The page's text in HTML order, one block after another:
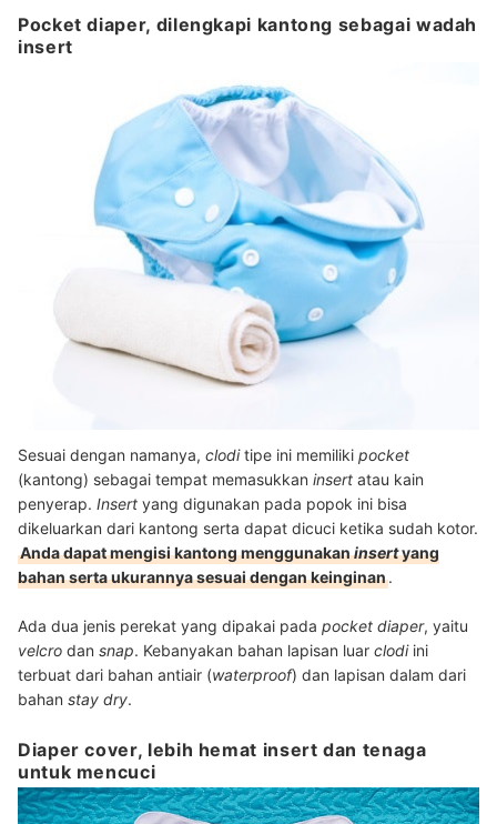
Pocket diaper, dilengkapi kantong sebagai wadah
insert
Sesuai dengan namanya, cloditipe ini memiliki pocket
(kantong) sebagai tempat memasukkan insert atau kain
penyerap. Insert yang digunakan pada popok ini bisa
dikeluarkan dari kantong serta dapat dicuci ketika sudah kotor.
Anda dapat mengisi kantong menggunakaninsertyang
bahan serta ukurannya sesuai dengan keinginan.
Ada dua jenis perekat yang dipakai pada pocket diaper, yaitu
velcro dan snap. Kebanyakan bahan lapisan luar clodiini
terbuat dari bahan antiair (waterproof) dan lapisan dalam dari
bahan stay dry.
Diaper cover, lebih hemat insert dan tenaga
untuk mencuci